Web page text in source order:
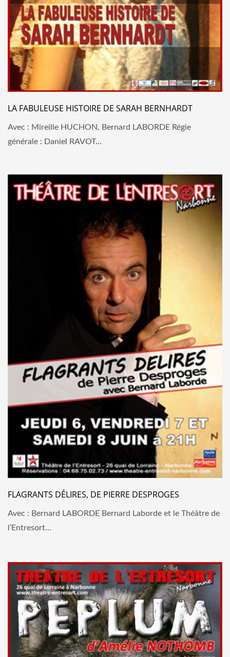
LA FABULEUSE HISTOIRE DE SARAH BERNHARDT
Avec : Mireille HUCHON, Bernard LABORDE Régie
générale : Daniel RAVOT…
FLAGRANTS DÉLIRES, DE PIERRE DESPROGES
Avec : Bernard LABORDE Bernard Laborde et le Théâtre de
l’Entresort…